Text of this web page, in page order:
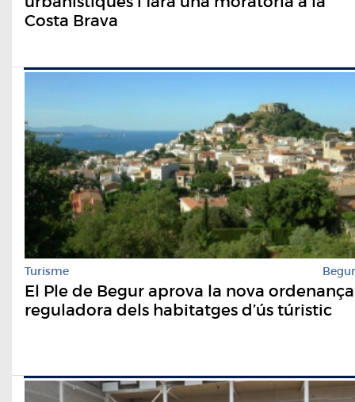
Costa Brava
Turisme Begur
El Ple de Begur aprova la nova ordenança
reguladora dels habitatges d’ús túristic